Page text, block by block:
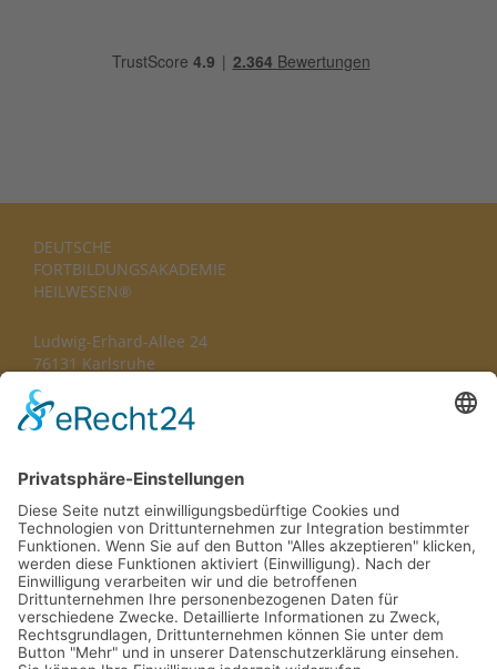
DEUTSCHE
FORTBILDUNGS­AKADEMIE
HEILWESEN®
Ludwig-Erhard-Allee 24
76131 Karlsruhe
TEL
FAX0721-627 100 20
MAILinfo@dfa-heilwesen.de
Mo - Do: 8.00h – 17.00h Fr: 8.00h – 14.00h
Impressum
Datenschutz
Erklärung zur Barrierefreiheit
AGB
Widerrufsrecht
Cookie-Einstellungen